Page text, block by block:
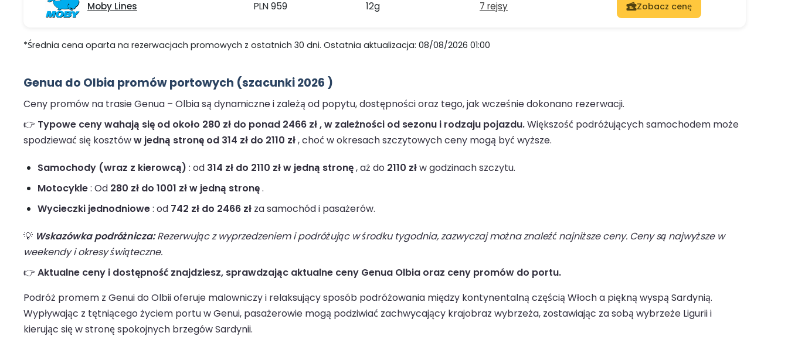
Moby Lines PLN 959 12g 7 rejsy Zobacz cenę
*Średnia cena oparta na rezerwacjach promowych z ostatnich 30 dni. Ostatnia aktualizacja: 08/08/2026 01:00
Genua do Olbia promów portowych (szacunki 2026 )
Ceny promów na trasie Genua – Olbia są dynamiczne i zależą od popytu, dostępności oraz tego, jak wcześnie dokonano rezerwacji.
👉 Typowe ceny wahają się od około 280 zł do ponad 2466 zł , w zależności od sezonu i rodzaju pojazdu.Większość podróżujących samochodem może
spodziewać się kosztóww jedną stronę od 314 zł do 2110 zł, choć w okresach szczytowych ceny mogą być wyższe.
Samochody (wraz z kierowcą) : od 314 zł do 2110 zł w jedną stronę, aż do 2110 złw godzinach szczytu.
Motocykle: Od 280 zł do 1001 zł w jedną stronę.
Wycieczki jednodniowe: od 742 zł do 2466 zł za samochód i pasażerów.
💡 Wskazówka podróżnicza:Rezerwując z wyprzedzeniem i podróżując w środku tygodnia, zazwyczaj można znaleźć najniższe ceny. Ceny są najwyższe w
weekendy i okresy świąteczne.
👉 Aktualne ceny i dostępność znajdziesz, sprawdzając aktualne ceny Genua Olbia oraz ceny promów do portu.
Podróż promem z Genui do Olbii oferuje malowniczy i relaksujący sposób podróżowania między kontynentalną częścią Włoch a piękną wyspą Sardynią.
Wypływając z tętniącego życiem portu w Genui, pasażerowie mogą podziwiać zachwycający krajobraz wybrzeża, zostawiając za sobą wybrzeże Ligurii i
kierując się w stronę spokojnych brzegów Sardynii.